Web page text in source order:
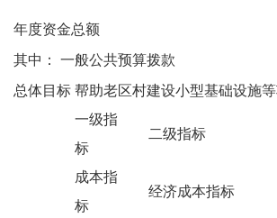
年度资金总额
其中：
一般公共预算拨款
总体目标 帮助老区村建设小型基础设施等
一级指
标
二级指标
成本指
标
经济成本指标